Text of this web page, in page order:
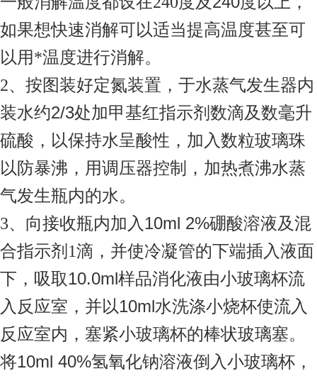
如果想快速消解可以适当提高温度甚至可
以用*温度进行消解。
2、按图装好定氮装置，于水蒸气发生器内
装水约2/3处加甲基红指示剂数滴及数毫升
硫酸，以保持水呈酸性，加入数粒玻璃珠
以防暴沸，用调压器控制，加热煮沸水蒸
气发生瓶内的水。
3、向接收瓶内加入 10ml 2%硼酸溶液及混
合指示剂 1滴，并使冷凝管的下端插入液面
下，吸取10.0ml样品消化液由小玻璃杯流
入反应室，并以10ml水洗涤小烧杯使流入
反应室内，塞紧小玻璃杯的棒状玻璃塞。
将10ml 40%氢氧化钠溶液倒入小玻璃杯，